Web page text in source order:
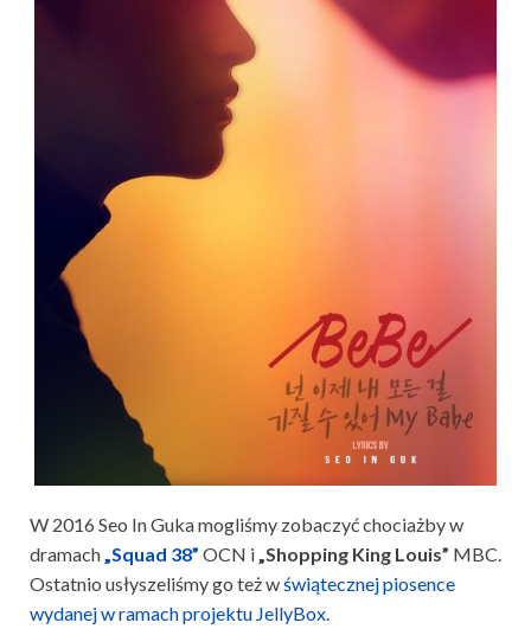
W 2016 Seo In Guka mogliśmy zobaczyć chociażby w
dramach„Squad 38” OCN i„Shopping King Louis” MBC.
Ostatnio usłyszeliśmy go też wświątecznej piosence
wydanej w ramach projektu JellyBox.